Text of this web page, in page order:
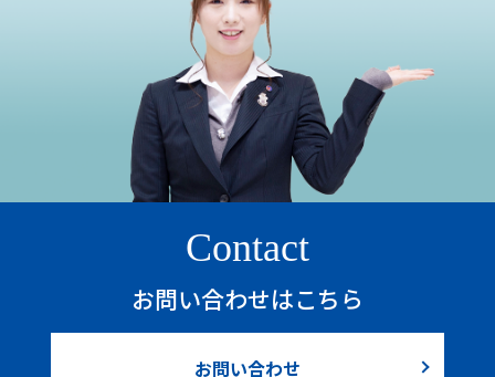
Contact
お問い合わせはこちら
お問い合わせ